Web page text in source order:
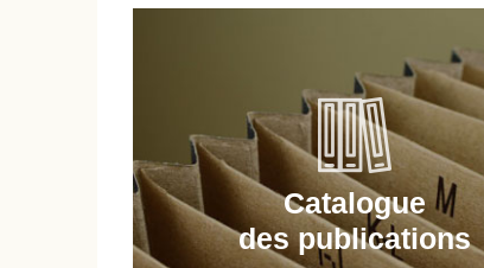
Catalogue
des publications